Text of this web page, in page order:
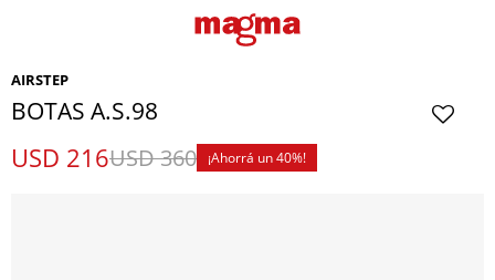
AIRSTEP
BOTAS A.S.98
USD 216USD360 40